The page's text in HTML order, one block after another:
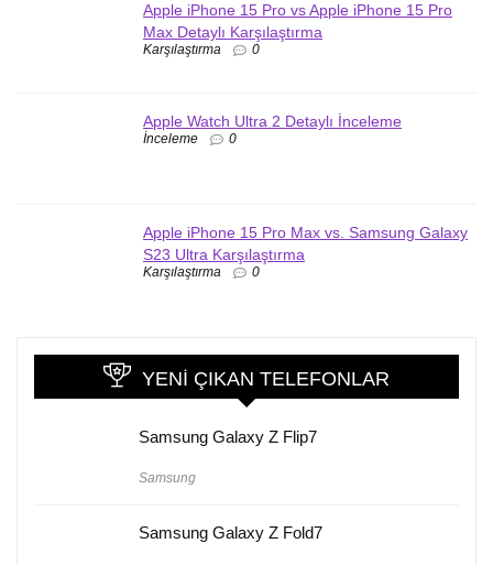
Apple iPhone 15 Pro vs Apple iPhone 15 Pro
Max Detaylı Karşılaştırma
Karşılaştırma 0
Apple Watch Ultra 2 Detaylı İnceleme
İnceleme 0
Apple iPhone 15 Pro Max vs. Samsung Galaxy
S23 Ultra Karşılaştırma
Karşılaştırma 0
YENI ÇIKAN TELEFONLAR
Samsung Galaxy Z Flip7
Samsung
Samsung Galaxy Z Fold7